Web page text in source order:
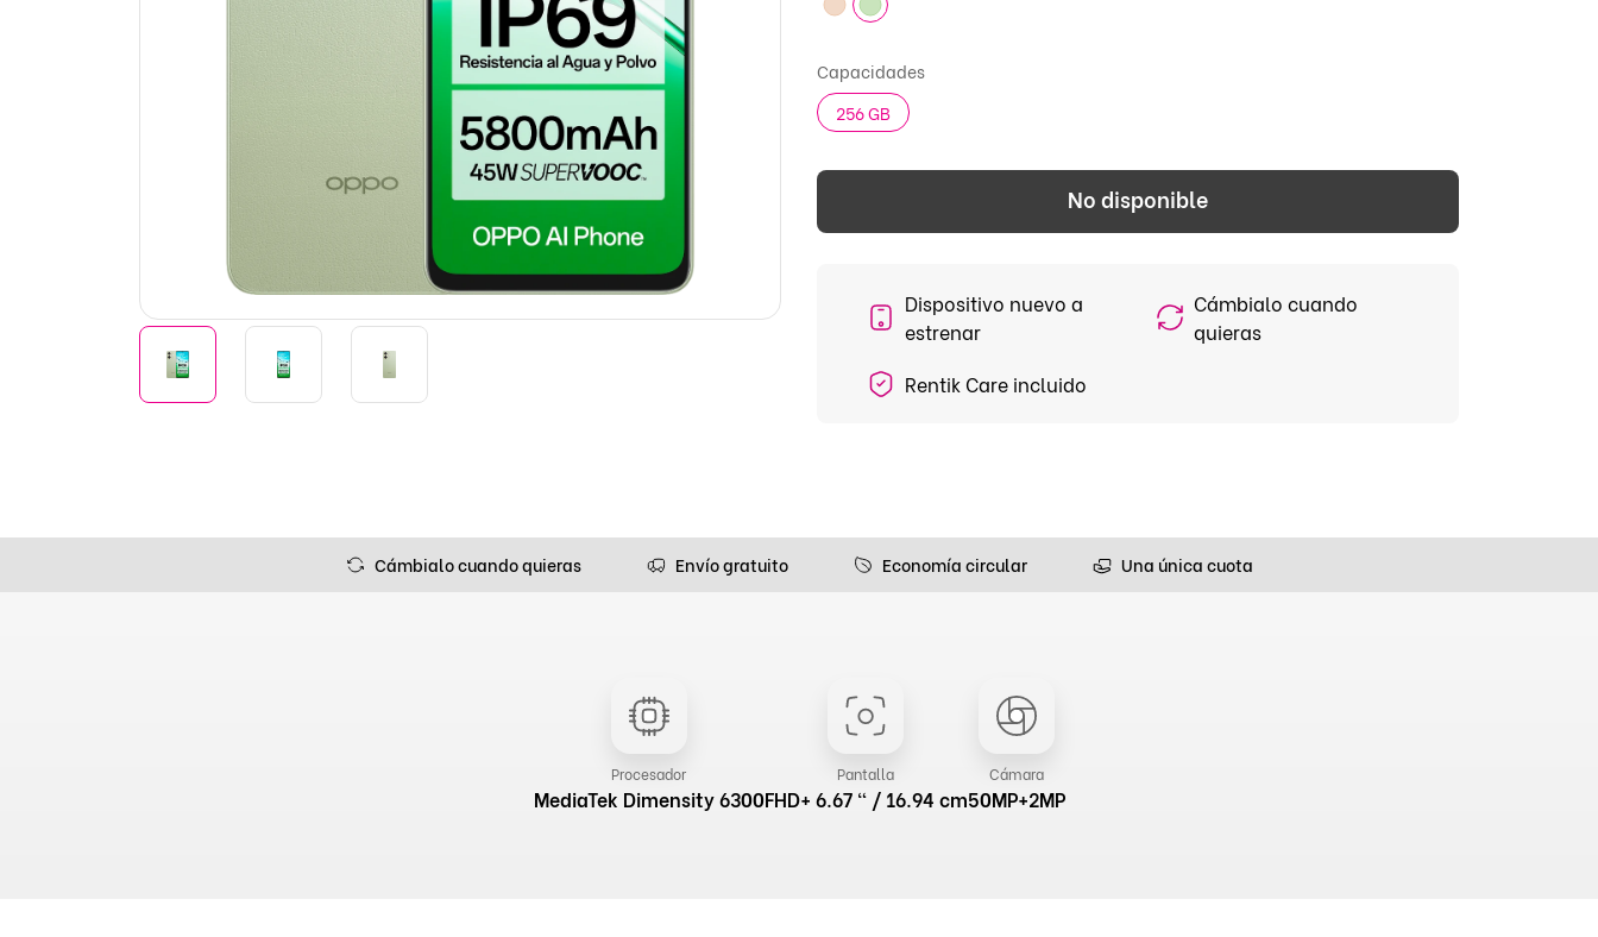
Capacidades
256 GB
No disponible
Dispositivo nuevo a
estrenar
Cámbialo cuando
quieras
Rentik Care incluido
Cámbialo cuando quieras Envío gratuito Economía circular Una única cuota
Procesador
MediaTek Dimensity 6300
Pantalla
FHD+ 6.67 " / 16.94 cm
Cámara
50MP+2MP